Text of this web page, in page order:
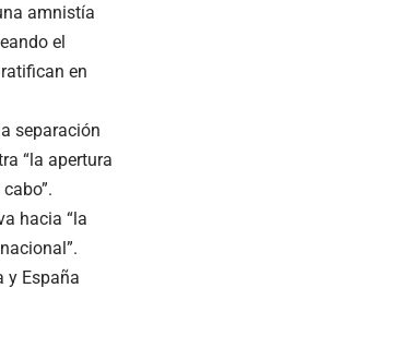
amnistía
el
en
separación
“la apertura
hacia “la
y España